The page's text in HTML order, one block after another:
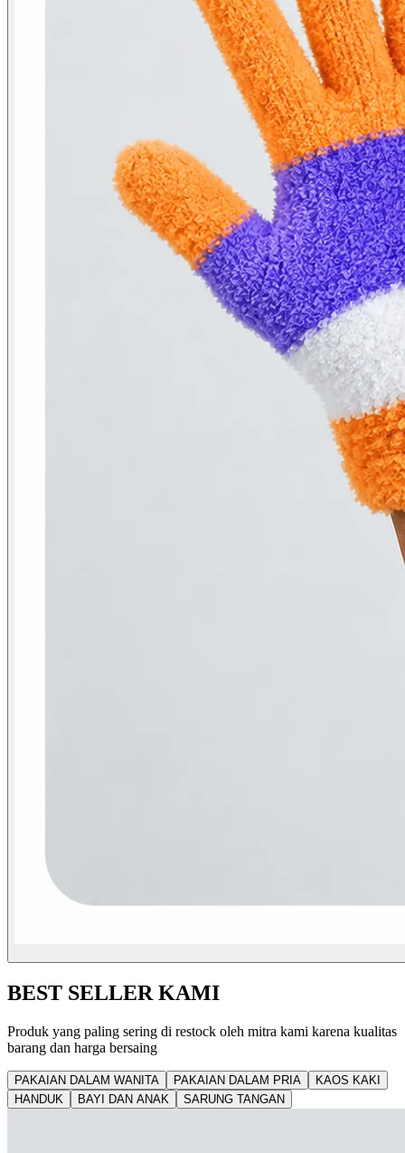
BEST SELLER KAMI
Produk yang paling sering di restock oleh mitra kami karena kualitas
barang dan harga bersaing
PAKAIAN DALAM WANITA PAKAIAN DALAM PRIA
KAOS KAKI
HANDUK
BAYI DAN ANAK SARUNG TANGAN